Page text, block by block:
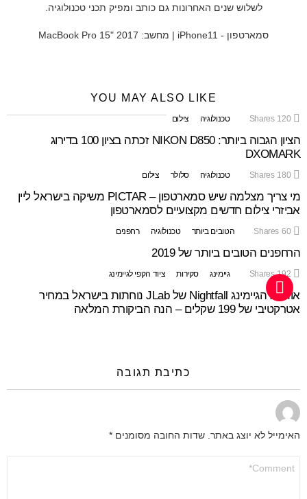
לשלוש שנים האחרונות גם כותב ומפיק תכני טכנולוגיה.
סמארטפון - iPhone11 | מחשב: MacBook Pro 15" 2017
YOU MAY ALSO LIKE
120
Shares טכנולוגיה צילום
הציון הגבוה ביותר: NIKON D850 זכתה בציון 100 בדירוג
DXOMARK
180
Shares טכנולוגיה סלולר צילום
מי צריך מצלמה שיש סמארטפון – PICTAR משיקה בישראל ליין
אביזרי צילום חדשים מקצועיים לסמארטפון
60
Shares הטובים ביותר טכנולוגיה רחפנים
הרחפנים הטובים ביותר של 2019
192
Shares גיימינג סקירות ציוד הקפי לגיימינג
אוזניות הגיימינג Nightfall של JLab נוחתות בישראל במחיר
אטרקטיבי של 199 שקלים – הנה הביקורת המלאה
כתיבת תגובה
האימייל לא יוצג באתר. שדות החובה מסומנים *
שלך